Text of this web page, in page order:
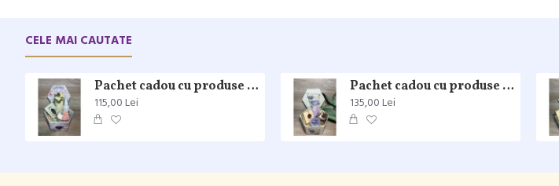
CELE MAI CAUTATE
Pachet cadou cu produse naturale și mirosuri irezistibile
115,00 Lei
Pachet cadou cu produse naturale
135,00 Lei